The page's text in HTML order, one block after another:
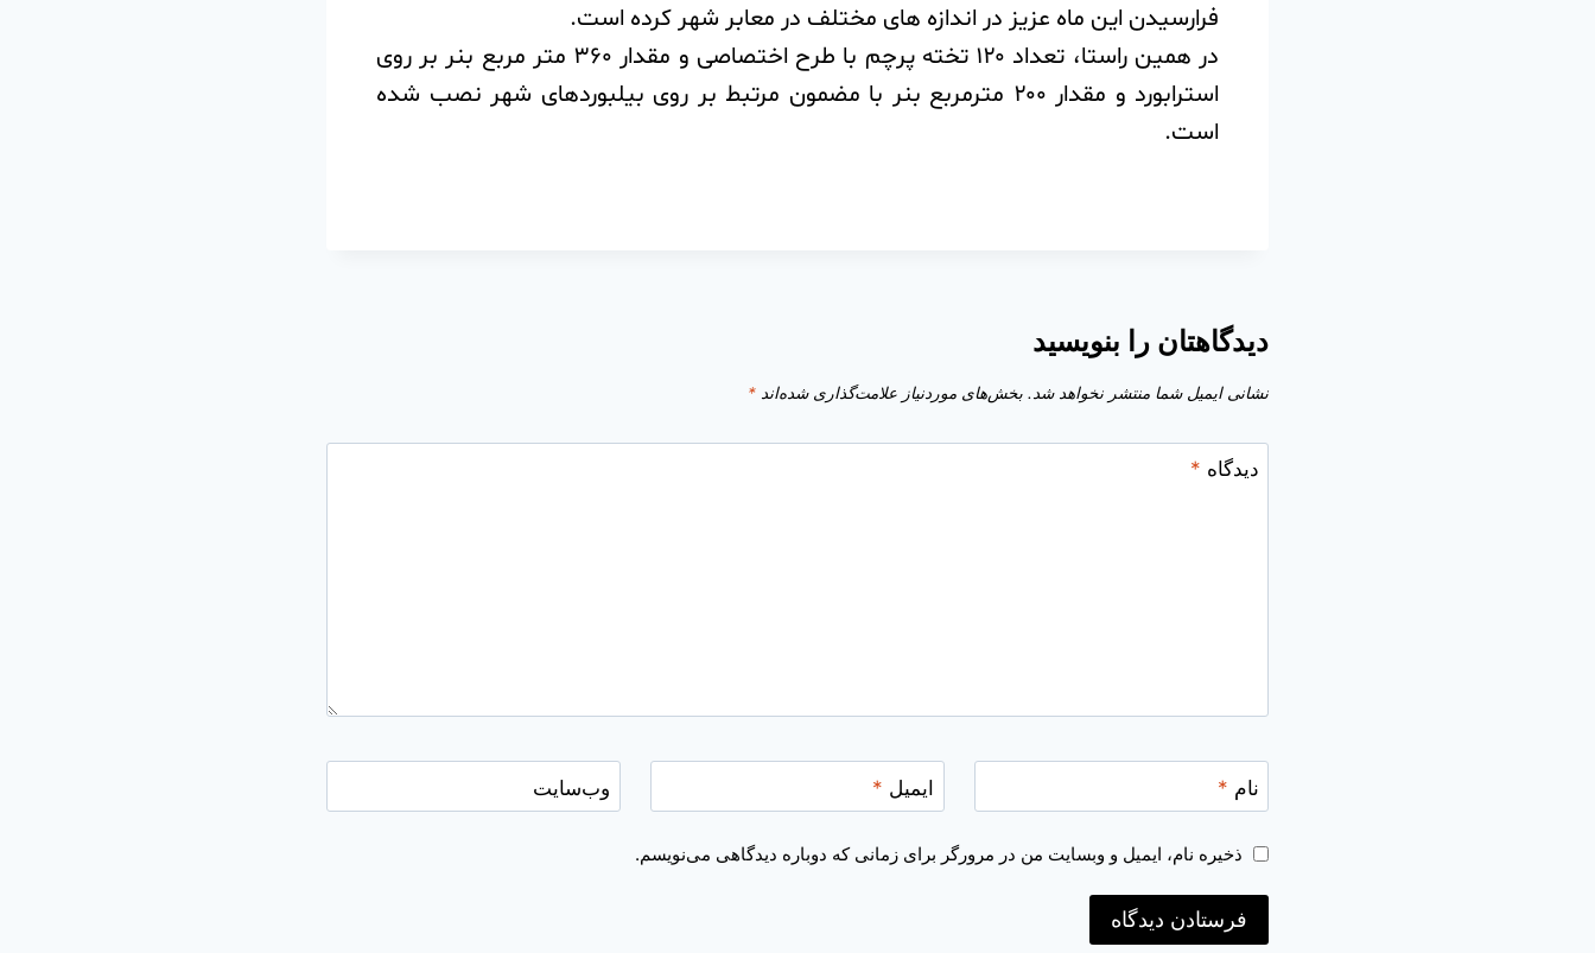
فرارسیدن این ماه عزیز در اندازه های مختلف در معابر شهر کرده است.‌
در همین راستا، تعداد ۱۲۰ تخته پرچم با طرح اختصاصی و مقدار ۳۶۰ متر مربع بنر بر روی
استرابورد و مقدار ۲۰۰ مترمربع بنر با مضمون مرتبط بر روی بیلبوردهای شهر نصب شده
است.‌
دیدگاهتان را بنویسید
نشانی ایمیل شما منتشر نخواهد شد. بخش‌های موردنیاز علامت‌گذاری شده‌اند *
دیدگاه *
نام * ایمیل * وب‌سایت
ذخیره نام، ایمیل و وبسایت من در مرورگر برای زمانی که دوباره دیدگاهی می‌نویسم.